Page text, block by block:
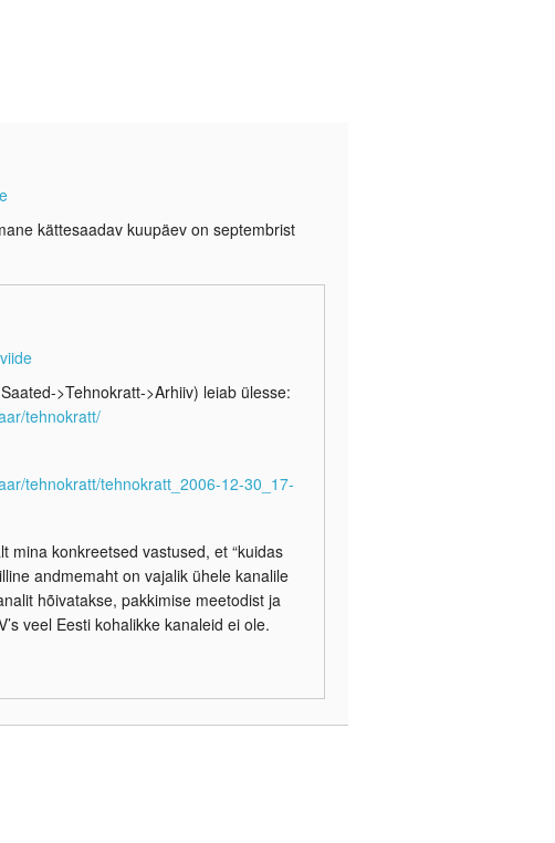
kättesaadav kuupäev on septembrist
>Tehnokratt->Arhiiv) leiab ülesse:
tehnokratt/
tehnokratt/tehnokratt_2006-12-30_17-
mina konkreetsed vastused, et “kuidas
andmemaht on vajalik ühele kanalile
hõivatakse, pakkimise meetodist ja
veel Eesti kohalikke kanaleid ei ole.